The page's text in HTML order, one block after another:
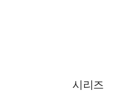
시리즈